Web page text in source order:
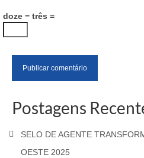
doze − três =
Postagens
SELO DE AGENTE
OESTE 2025